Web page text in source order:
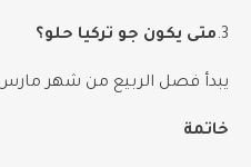
3. متى يكون جو تركيا حلو؟
يبدأ فصل الربيع من شهر مارس
خاتمة